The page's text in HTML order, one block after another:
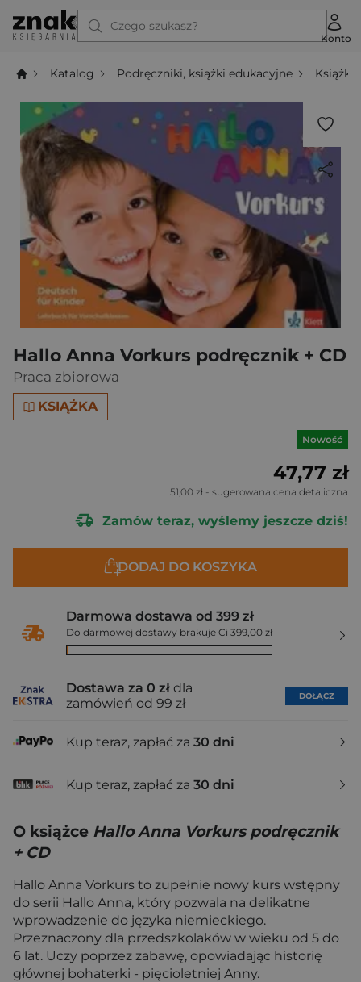
Czego szukasz?
Konto
Katalog Podręczniki, książki edukacyjne Książki
Hallo Anna Vorkurs podręcznik + CD
Praca zbiorowa
KSIĄŻKA
Nowość
47,77 zł
51,00 zł - sugerowana cena detaliczna
Zamów teraz, wyślemy jeszcze dziś!
DODAJ DO KOSZYKA
Darmowa dostawa od 399 zł
Do darmowej dostawy brakuje Ci 399,00 zł
Dostawa za 0 zł dla
zamówień od 99 zł
DOŁĄCZ
Kup teraz, zapłać za 30 dni
Kup teraz, zapłać za 30 dni
O książce Hallo Anna Vorkurs podręcznik
+ CD
Hallo Anna Vorkurs to zupełnie nowy kurs wstępny
do serii Hallo Anna, który pozwala na delikatne
wprowadzenie do języka niemieckiego.
Przeznaczony dla przedszkolaków w wieku od 5 do
6 lat. Uczy poprzez zabawę, opowiadając historię
głównej bohaterki - pięcioletniej Anny.